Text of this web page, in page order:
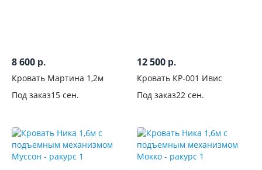
8 600 р.
Кровать Мартина 1,2м
Под заказ15 сен.
12 500 р.
Кровать КР-001 Ивис
Под заказ22 сен.